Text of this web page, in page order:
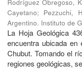
Rodríguez Obregoso,
Cayetano; Pezzuchi,
Argentino. Instituto de
La Hoja Geológica
encuentra ubicada
Chubut. Tomando el
regiones geológicas,